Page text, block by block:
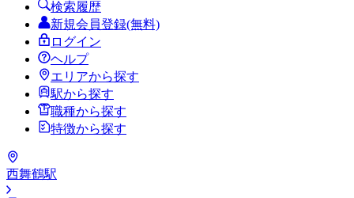
検索履歴
新規会員登録(無料)
ログイン
ヘルプ
エリアから探す
駅から探す
職種から探す
特徴から探す
西舞鶴駅